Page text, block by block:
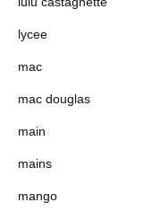
lycee
mac
mac douglas
main
mains
mango